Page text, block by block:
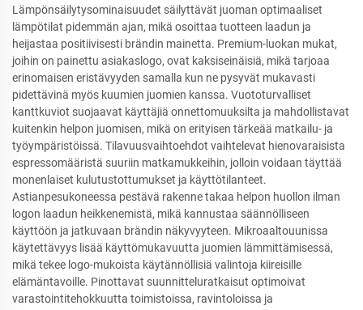
Lämpönsäilytysominaisuudet säilyttävät juoman optimaaliset
lämpötilat pidemmän ajan, mikä osoittaa tuotteen laadun ja
heijastaa positiivisesti brändin mainetta. Premium-luokan mukat,
joihin on painettu asiakaslogo, ovat kaksiseinäisiä, mikä tarjoaa
erinomaisen eristävyyden samalla kun ne pysyvät mukavasti
pidettävinä myös kuumien juomien kanssa. Vuototurvalliset
kanttkuviot suojaavat käyttäjiä onnettomuuksilta ja mahdollistavat
kuitenkin helpon juomisen, mikä on erityisen tärkeää matkailu- ja
työympäristöissä. Tilavuusvaihtoehdot vaihtelevat hienovaraisista
espressomääristä suuriin matkamukkeihin, jolloin voidaan täyttää
monenlaiset kulutustottumukset ja käyttötilanteet.
Astianpesukoneessa pestävä rakenne takaa helpon huollon ilman
logon laadun heikkenemistä, mikä kannustaa säännölliseen
käyttöön ja jatkuvaan brändin näkyvyyteen. Mikroaaltouunissa
käytettävyys lisää käyttömukavuutta juomien lämmittämisessä,
mikä tekee logo-mukoista käytännöllisiä valintoja kiireisille
elämäntavoille. Pinottavat suunnitteluratkaisut optimoivat
varastointitehokkuutta toimistoissa, ravintoloissa ja